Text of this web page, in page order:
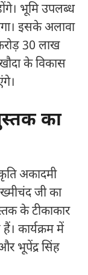
भूमि उपलब्ध
इसके अलावा
30 लाख
के विकास
का
अकादमी
जी का
के टीकाकार
कार्यक्रम में
भूपेंद्र सिंह